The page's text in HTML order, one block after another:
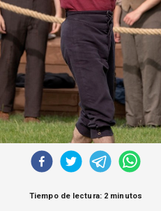
Tiempo de lectura: 2 minutos